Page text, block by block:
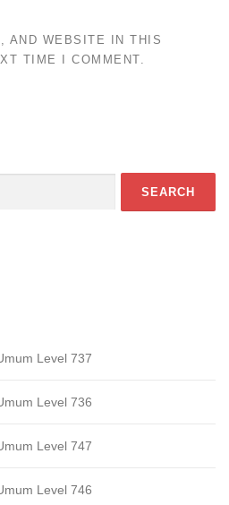
AND WEBSITE IN THIS
TIME I COMMENT.
Level 737
Level 736
Level 747
Level 746